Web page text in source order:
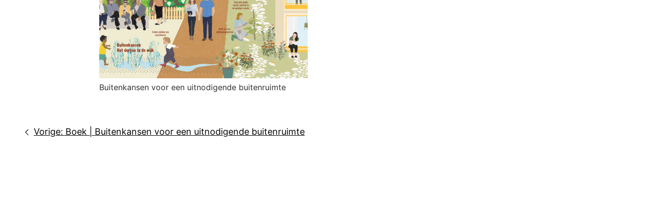
Buitenkansen voor een uitnodigende buitenruimte
Bericht
Vorige: Boek | Buitenkansen voor een uitnodigende buitenruimte